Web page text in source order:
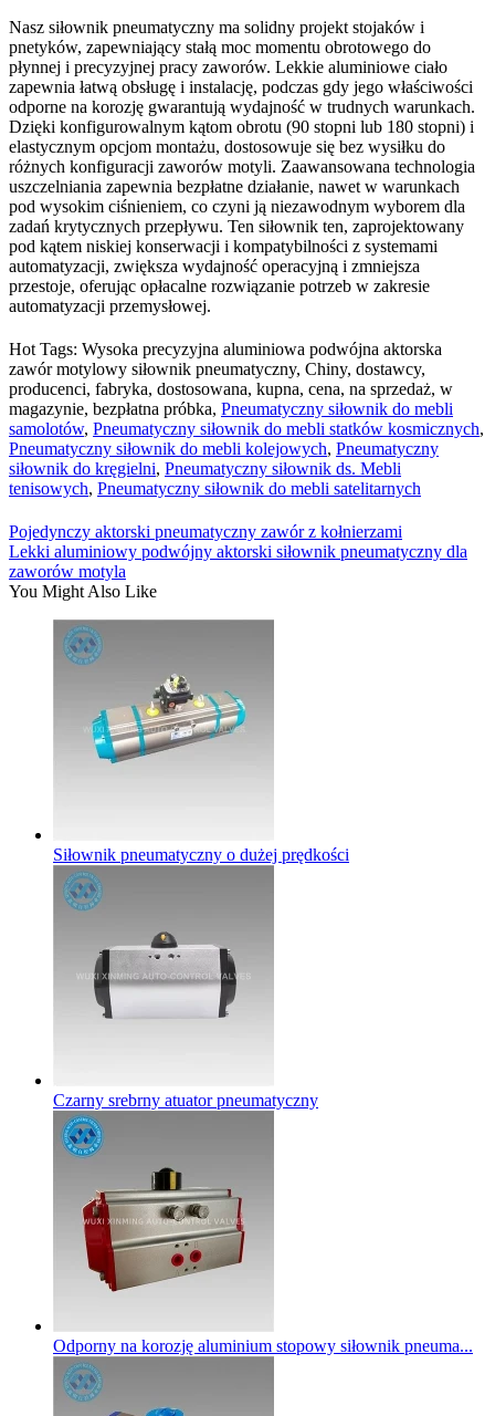
Nasz siłownik pneumatyczny ma solidny projekt stojaków i
pnetyków, zapewniający stałą moc momentu obrotowego do
płynnej i precyzyjnej pracy zaworów. Lekkie aluminiowe ciało
zapewnia łatwą obsługę i instalację, podczas gdy jego właściwości
odporne na korozję gwarantują wydajność w trudnych warunkach.
Dzięki konfigurowalnym kątom obrotu (90 stopni lub 180 stopni) i
elastycznym opcjom montażu, dostosowuje się bez wysiłku do
różnych konfiguracji zaworów motyli. Zaawansowana technologia
uszczelniania zapewnia bezpłatne działanie, nawet w warunkach
pod wysokim ciśnieniem, co czyni ją niezawodnym wyborem dla
zadań krytycznych przepływu. Ten siłownik ten, zaprojektowany
pod kątem niskiej konserwacji i kompatybilności z systemami
automatyzacji, zwiększa wydajność operacyjną i zmniejsza
przestoje, oferując opłacalne rozwiązanie potrzeb w zakresie
automatyzacji przemysłowej.
Hot Tags: Wysoka precyzyjna aluminiowa podwójna aktorska
zawór motylowy siłownik pneumatyczny, Chiny, dostawcy,
producenci, fabryka, dostosowana, kupna, cena, na sprzedaż, w
magazynie, bezpłatna próbka, Pneumatyczny siłownik do mebli
samolotów, Pneumatyczny siłownik do mebli statków kosmicznych,
Pneumatyczny siłownik do mebli kolejowych, Pneumatyczny
siłownik do kręgielni, Pneumatyczny siłownik ds. Mebli
tenisowych, Pneumatyczny siłownik do mebli satelitarnych
Pojedynczy aktorski pneumatyczny zawór z kołnierzami
Lekki aluminiowy podwójny aktorski siłownik pneumatyczny dla
zaworów motyla
You Might Also Like
Siłownik pneumatyczny o dużej prędkości
Czarny srebrny atuator pneumatyczny
Odporny na korozję aluminium stopowy siłownik pneuma...